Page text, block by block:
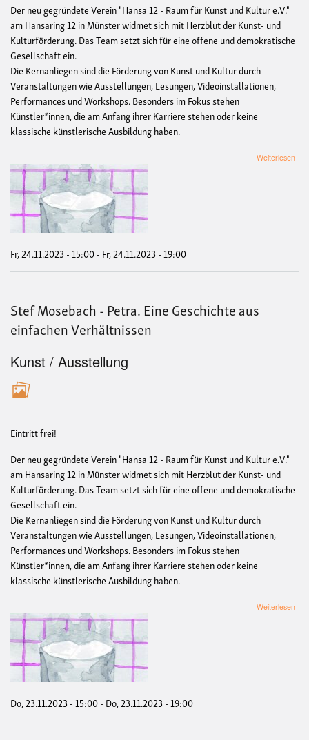
Der neu gegründete Verein "Hansa 12 - Raum für Kunst und Kultur e.V."
am Hansaring 12 in Münster widmet sich mit Herzblut der Kunst- und
Kulturförderung. Das Team setzt sich für eine offene und demokratische
Gesellschaft ein.
Die Kernanliegen sind die Förderung von Kunst und Kultur durch
Veranstaltungen wie Ausstellungen, Lesungen, Videoinstallationen,
Performances und Workshops. Besonders im Fokus stehen
Künstler*innen, die am Anfang ihrer Karriere stehen oder keine
klassische künstlerische Ausbildung haben.
Weiterlesen
Fr, 24.11.2023 - 15:00- Fr, 24.11.2023 - 19:00
Stef Mosebach - Petra. Eine Geschichte aus
einfachen Verhältnissen
Kunst / Ausstellung
Eintritt frei!
Der neu gegründete Verein "Hansa 12 - Raum für Kunst und Kultur e.V."
am Hansaring 12 in Münster widmet sich mit Herzblut der Kunst- und
Kulturförderung. Das Team setzt sich für eine offene und demokratische
Gesellschaft ein.
Die Kernanliegen sind die Förderung von Kunst und Kultur durch
Veranstaltungen wie Ausstellungen, Lesungen, Videoinstallationen,
Performances und Workshops. Besonders im Fokus stehen
Künstler*innen, die am Anfang ihrer Karriere stehen oder keine
klassische künstlerische Ausbildung haben.
Weiterlesen
Do, 23.11.2023 - 15:00- Do, 23.11.2023 - 19:00